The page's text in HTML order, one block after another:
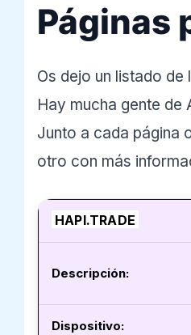
Páginas
Os dejo un listado
Hay mucha gente de
Junto a cada página
otro con más
HAPI.TRADE
Descripción:
Dispositivo: